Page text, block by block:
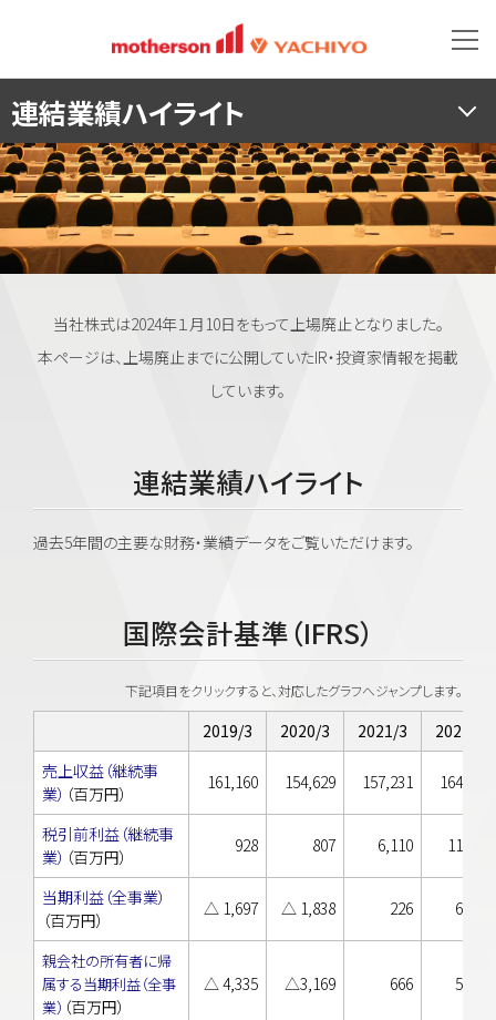
連結業績ハイライト
当社株式は2024年１月10日をもって上場廃止となりました。
本ページは、上場廃止までに公開していたIR・投資家情報を掲載
しています。
連結業績ハイライト
過去5年間の主要な財務・業績データをご覧いただけます。
国際会計基準（IFRS）
下記項目をクリックすると、対応したグラフへジャンプします。
2019/3 2020/3 2021/3
2022/3
売上収益（継続事
業） （百万円）
161,160 154,629 157,231 164,230
税引前利益（継続事
業） （百万円）
928 807 6,110 11,907
当期利益（全事業）
（百万円）
△ 1,697 △ 1,838 226 6,406
親会社の所有者に帰
属する当期利益（全事
業） （百万円）
△ 4,335 △3,169 666 5,154